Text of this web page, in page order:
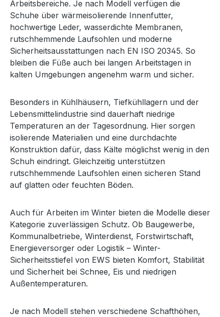
Arbeitsbereiche. Je nach Modell verfügen die
Schuhe über wärmeisolierende Innenfutter,
hochwertige Leder, wasserdichte Membranen,
rutschhemmende Laufsohlen und moderne
Sicherheitsausstattungen nach EN ISO 20345. So
bleiben die Füße auch bei langen Arbeitstagen in
kalten Umgebungen angenehm warm und sicher.
Besonders in Kühlhäusern, Tiefkühllagern und der
Lebensmittelindustrie sind dauerhaft niedrige
Temperaturen an der Tagesordnung. Hier sorgen
isolierende Materialien und eine durchdachte
Konstruktion dafür, dass Kälte möglichst wenig in den
Schuh eindringt. Gleichzeitig unterstützen
rutschhemmende Laufsohlen einen sicheren Stand
auf glatten oder feuchten Böden.
Auch für Arbeiten im Winter bieten die Modelle dieser
Kategorie zuverlässigen Schutz. Ob Baugewerbe,
Kommunalbetriebe, Winterdienst, Forstwirtschaft,
Energieversorger oder Logistik – Winter-
Sicherheitsstiefel von EWS bieten Komfort, Stabilität
und Sicherheit bei Schnee, Eis und niedrigen
Außentemperaturen.
Je nach Modell stehen verschiedene Schafthöhen,